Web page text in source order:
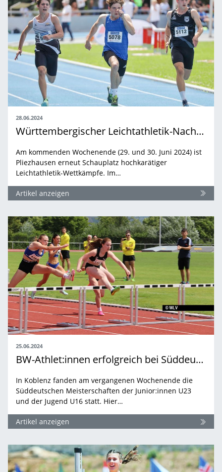
28.06.2024
Württembergischer Leichtathletik-Nachwuchs trifft sich in Pliezhausen
Am kommenden Wochenende (29. und 30. Juni 2024) ist
Pliezhausen erneut Schauplatz hochkarätiger
Leichtathletik-Wettkämpfe. Im…
Artikel anzeigen
25.06.2024
BW-Athlet:innen erfolgreich bei Süddeutsche Meisterschaften U23 / U16
In Koblenz fanden am vergangenen Wochenende die
Süddeutschen Meisterschaften der Junior:innen U23
und der Jugend U16 statt. Hier…
Artikel anzeigen